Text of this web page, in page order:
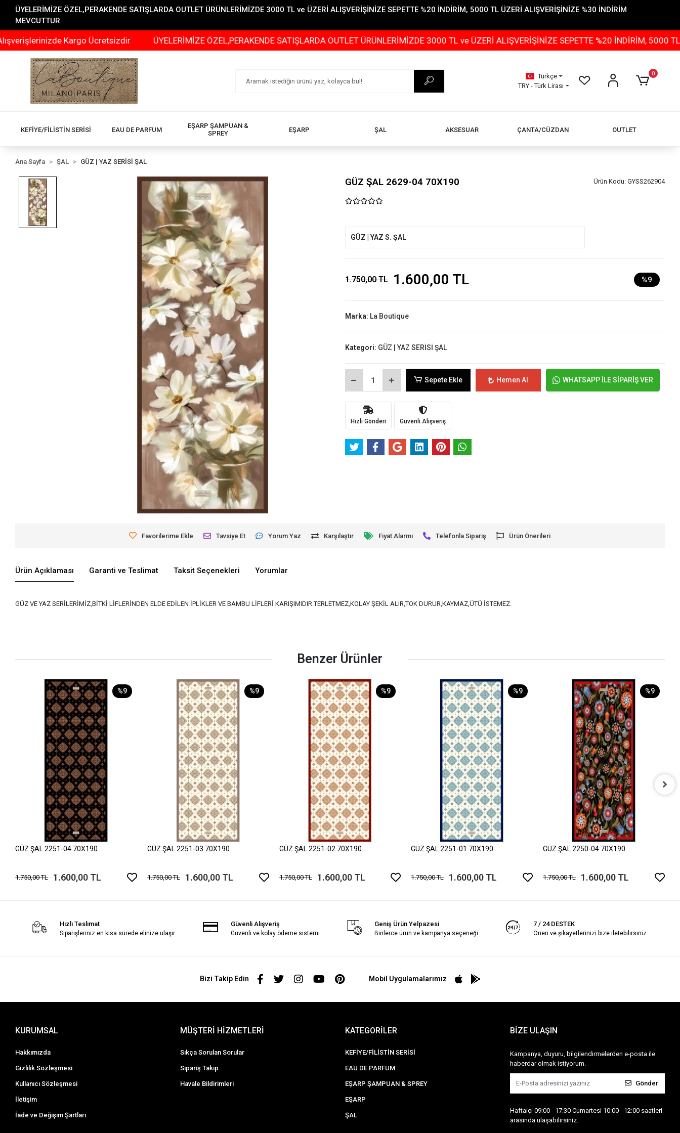
ÜYELERİMİZE ÖZEL,PERAKENDE SATIŞLARDA OUTLET ÜRÜNLERİMİZDE 3000 TL ve ÜZERİ ALIŞVERİŞİNİZE SEPETTE %20 İNDİRİM, 5000 TL ÜZERİ ALIŞVERİŞİNİZE %30 İNDİRİM
MEVCUTTUR
Kargo Ücretsizdir ÜYELERİMİZE ÖZEL,PERAKENDE SATIŞLARDA OUTLET ÜRÜNLERİMİZDE 3000 TL ve ÜZERİ ALIŞVERİŞİNİZE SEPETTE %20 İNDİRİM, 5000 TL
Türkçe
TRY - Türk Lirası
0
KEFİYE/FİLİSTİN SERİSİ EAU DE PARFUM
EŞARP ŞAMPUAN &
SPREY
EŞARP ŞAL AKSESUAR ÇANTA/CÜZDAN OUTLET
Ana Sayfa ŞAL GÜZ | YAZ SERİSİ ŞAL
GÜZ ŞAL 2629-04 70X190 Ürün Kodu: GYSS262904
GÜZ | YAZ S. ŞAL
1.750,00 TL 1.600,00 TL %9
Marka: La Boutique
Kategori: GÜZ | YAZ SERİSİ ŞAL
Sepete Ekle Hemen Al WHATSAPP İLE SİPARİŞ VER
Hızlı Gönderi Güvenli Alışveriş
Favorilerime Ekle Tavsiye Et Yorum Yaz Karşılaştır Fiyat Alarmı Telefonla Sipariş Ürün Önerileri
Ürün Açıklaması Garanti ve Teslimat Taksit Seçenekleri Yorumlar
GÜZ VE YAZ SERİLERİMİZ,BİTKİ LİFLERİNDEN ELDE EDİLEN İPLİKLER VE BAMBU LİFLERİ KARIŞIMIDIR.TERLETMEZ,KOLAY ŞEKİL ALIR,TOK DURUR,KAYMAZ,ÜTÜ İSTEMEZ.
Benzer Ürünler
%9
GÜZ ŞAL 2251-04 70X190
1.750,00 TL 1.600,00 TL
%9
GÜZ ŞAL 2251-03 70X190
1.750,00 TL 1.600,00 TL
%9
GÜZ ŞAL 2251-02 70X190
1.750,00 TL 1.600,00 TL
%9
GÜZ ŞAL 2251-01 70X190
1.750,00 TL 1.600,00 TL
%9
GÜZ ŞAL 2250-04 70X190
1.750,00 TL 1.600,00 TL
Hızlı Teslimat
Siparişleriniz en kısa sürede elinize ulaşır.
Güvenli Alışveriş
Güvenli ve kolay ödeme sistemi
Geniş Ürün Yelpazesi
Binlerce ürün ve kampanya seçeneği
7 / 24 DESTEK
Öneri ve şikayetlerinizi bize iletebilirsiniz.
Bizi Takip Edin Mobil Uygulamalarımız
KURUMSAL
Hakkımızda
Gizlilik Sözleşmesi
Kullanıcı Sözleşmesi
İletişim
İade ve Değişim Şartları
MÜŞTERİ HİZMETLERİ
Sıkça Sorulan Sorular
Sipariş Takip
Havale Bildirimleri
KATEGORİLER
KEFİYE/FİLİSTİN SERİSİ
EAU DE PARFUM
EŞARP ŞAMPUAN & SPREY
EŞARP
ŞAL
BİZE ULAŞIN
Kampanya, duyuru, bilgilendirmelerden e-posta ile
haberdar olmak istiyorum.
Gönder
Haftaiçi 09:00 - 17:30 Cumartesi 10:00 - 12:00 saatleri
arasında ulaşabilirsiniz.